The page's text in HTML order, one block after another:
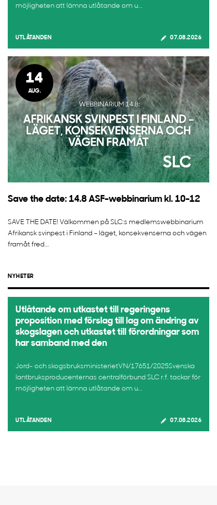
möjligheten att lämna utlåtande om u...
UTLÅTANDEN 07.08.2026
14
AUG.
Save the date: 14.8 ASF-webbinarium kl. 10-12
SAVE THE DATE! Välkommen på SLC:s medlemswebbinarium
Afrikansk svinpest i Finland – läget, konsekvenserna och vägen
framåt fred...
NYHETER
Utlåtande om utkastet till regeringens
proposition med förslag till lag om ändring av
skogslagen och utkastet till förordningar som
har samband med den
Jord- och skogsbruksministerietVN/17651/2025Svenska
lantbruksproducenternas centralförbund SLC r.f. tackar för
möjligheten att lämna utlåtande om u...
UTLÅTANDEN 07.08.2026